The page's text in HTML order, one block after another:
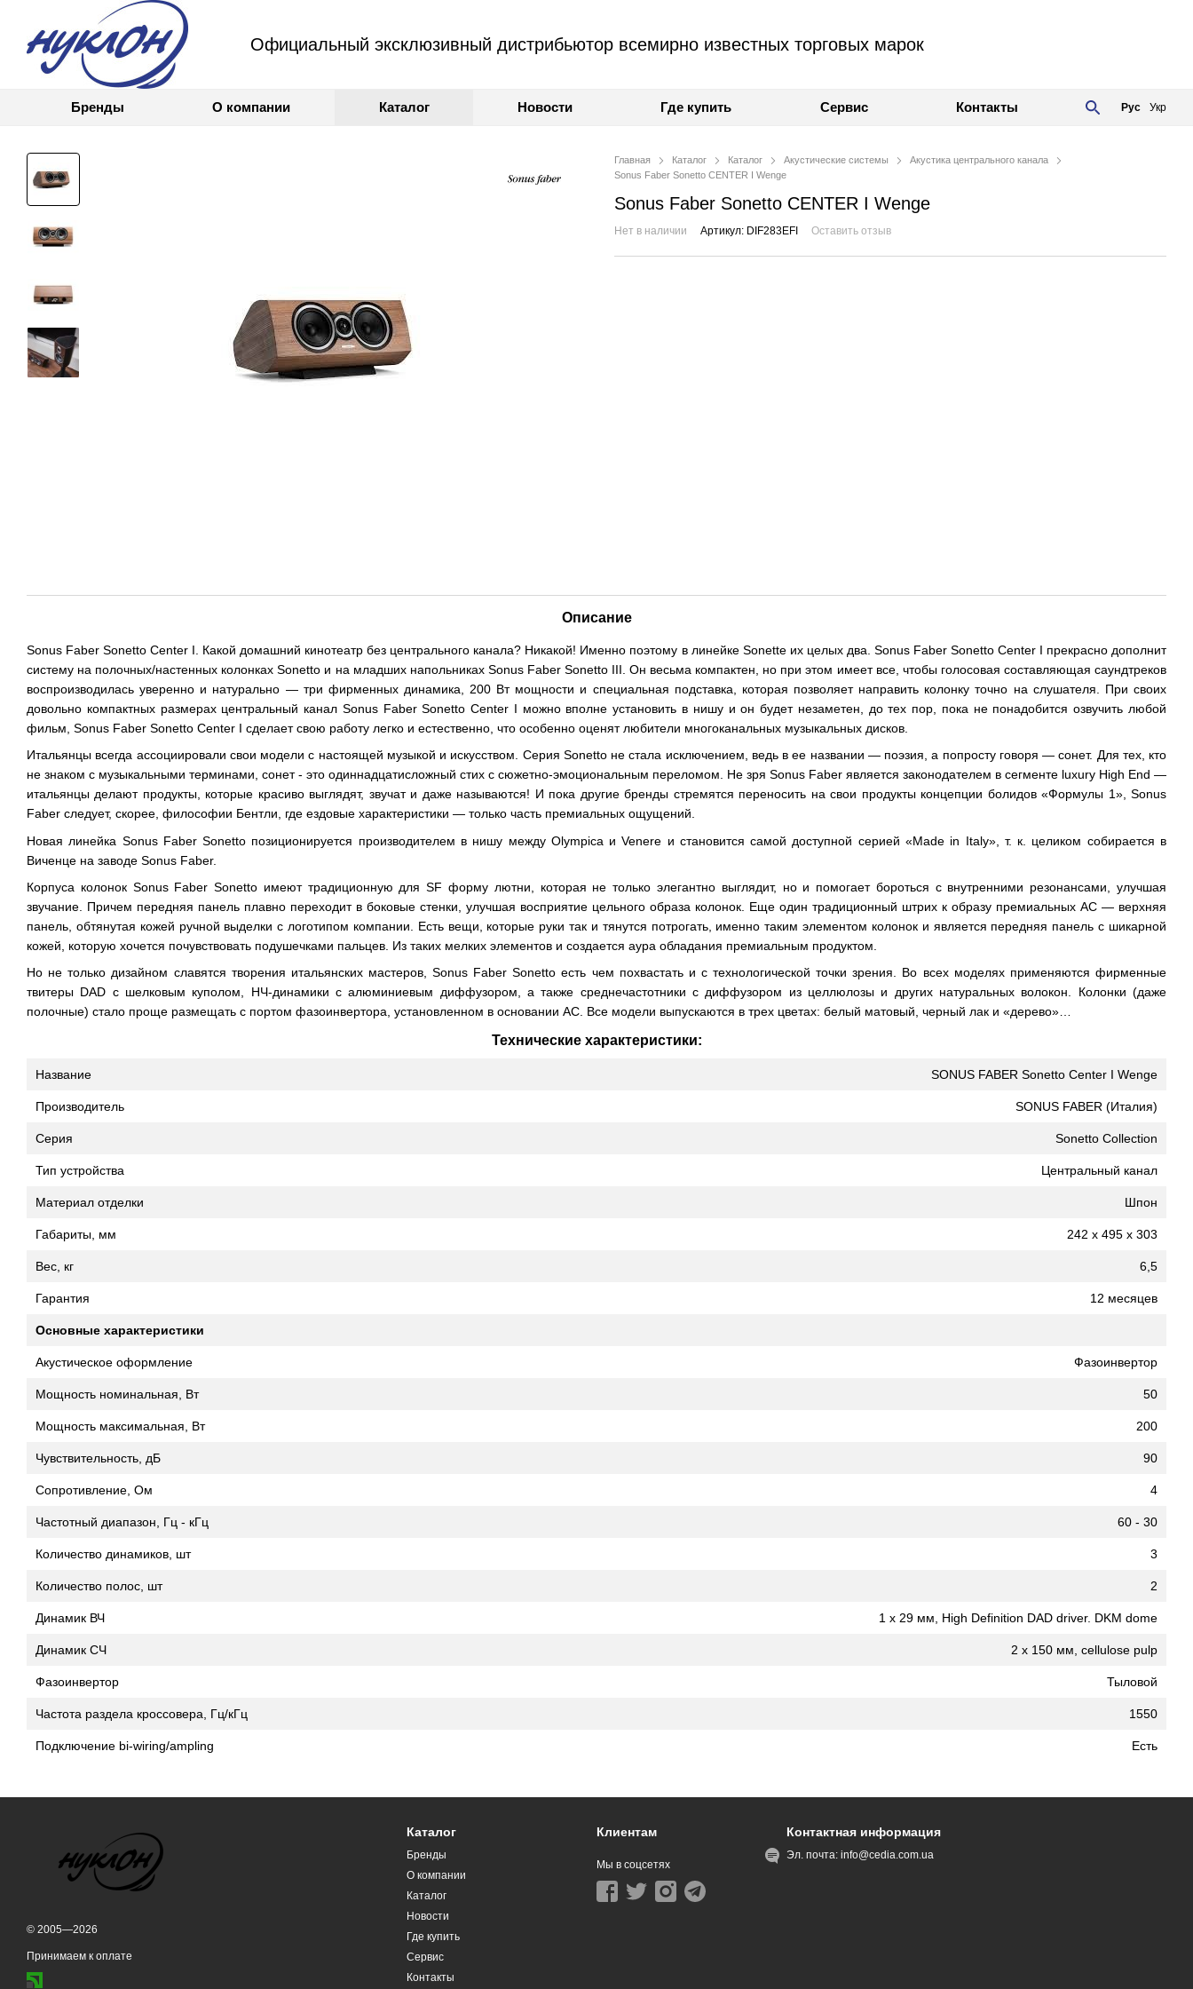
Официальный эксклюзивный дистрибьютор всемирно известных торговых марок
Бренды О компании Каталог Новости Где купить Сервис Контакты Рус Укр
Главная Каталог Каталог Акустические системы
Акустика центрального канала
Sonus Faber Sonetto CENTER I Wenge
Sonus Faber Sonetto CENTER I Wenge
Нет в наличии Артикул: DIF283EFI Оставить отзыв
Описание
Sonus Faber Sonetto Center I. Какой домашний кинотеатр без центрального канала? Никакой! Именно поэтому в линейке Sonette их целых два. Sonus Faber Sonetto Center I прекрасно дополнит
систему на полочных/настенных колонках Sonetto и на младших напольниках Sonus Faber Sonetto III. Он весьма компактен, но при этом имеет все, чтобы голосовая составляющая саундтреков
воспроизводилась уверенно и натурально — три фирменных динамика, 200 Вт мощности и специальная подставка, которая позволяет направить колонку точно на слушателя. При своих
довольно компактных размерах центральный канал Sonus Faber Sonetto Center I можно вполне установить в нишу и он будет незаметен, до тех пор, пока не понадобится озвучить любой
фильм, Sonus Faber Sonetto Center I сделает свою работу легко и естественно, что особенно оценят любители многоканальных музыкальных дисков.
Итальянцы всегда ассоциировали свои модели с настоящей музыкой и искусством. Серия Sonetto не стала исключением, ведь в ее названии — поэзия, а попросту говоря — сонет. Для тех, кто
не знаком с музыкальными терминами, сонет - это одиннадцатисложный стих с сюжетно-эмоциональным переломом. Не зря Sonus Faber является законодателем в сегменте luxury High End —
итальянцы делают продукты, которые красиво выглядят, звучат и даже называются! И пока другие бренды стремятся переносить на свои продукты концепции болидов «Формулы 1», Sonus
Faber следует, скорее, философии Бентли, где ездовые характеристики — только часть премиальных ощущений.
Новая линейка Sonus Faber Sonetto позиционируется производителем в нишу между Olympica и Venere и становится самой доступной серией «Made in Italy», т. к. целиком собирается в
Виченце на заводе Sonus Faber.
Корпуса колонок Sonus Faber Sonetto имеют традиционную для SF форму лютни, которая не только элегантно выглядит, но и помогает бороться с внутренними резонансами, улучшая
звучание. Причем передняя панель плавно переходит в боковые стенки, улучшая восприятие цельного образа колонок. Еще один традиционный штрих к образу премиальных АС — верхняя
панель, обтянутая кожей ручной выделки с логотипом компании. Есть вещи, которые руки так и тянутся потрогать, именно таким элементом колонок и является передняя панель с шикарной
кожей, которую хочется почувствовать подушечками пальцев. Из таких мелких элементов и создается аура обладания премиальным продуктом.
Но не только дизайном славятся творения итальянских мастеров, Sonus Faber Sonetto есть чем похвастать и с технологической точки зрения. Во всех моделях применяются фирменные
твитеры DAD с шелковым куполом, НЧ-динамики с алюминиевым диффузором, а также среднечастотники с диффузором из целлюлозы и других натуральных волокон. Колонки (даже
полочные) стало проще размещать с портом фазоинвертора, установленном в основании АС. Все модели выпускаются в трех цветах: белый матовый, черный лак и «дерево»…
Технические характеристики:
Название SONUS FABER Sonetto Center I Wenge
Производитель SONUS FABER (Италия)
Серия Sonetto Collection
Тип устройства Центральный канал
Материал отделки Шпон
Габариты, мм 242 x 495 x 303
Вес, кг 6,5
Гарантия 12 месяцев
Основные характеристики
Акустическое оформление Фазоинвертор
Мощность номинальная, Вт 50
Мощность максимальная, Вт 200
Чувствительность, дБ 90
Сопротивление, Ом 4
Частотный диапазон, Гц - кГц 60 - 30
Количество динамиков, шт 3
Количество полос, шт 2
Динамик ВЧ 1 х 29 мм, High Definition DAD driver. DKM dome
Динамик СЧ 2 х 150 мм, cellulose pulp
Фазоинвертор Тыловой
Частота раздела кроссовера, Гц/кГц 1550
Подключение bi-wiring/ampling Есть
© 2005—2026
Принимаем к оплате
Каталог
Бренды
О компании
Каталог
Новости
Где купить
Сервис
Контакты
Клиентам
Мы в соцсетях
Контактная информация
Эл. почта:info@cedia.com.ua